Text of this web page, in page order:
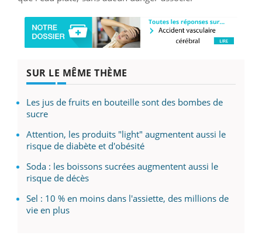
SUR LE MÊME THÈME
Les jus de fruits en bouteille sont des bombes de
sucre
Attention, les produits "light" augmentent aussi le
risque de diabète et d'obésité
Soda : les boissons sucrées augmentent aussi le
risque de décès
Sel : 10 % en moins dans l'assiette, des millions de
vie en plus